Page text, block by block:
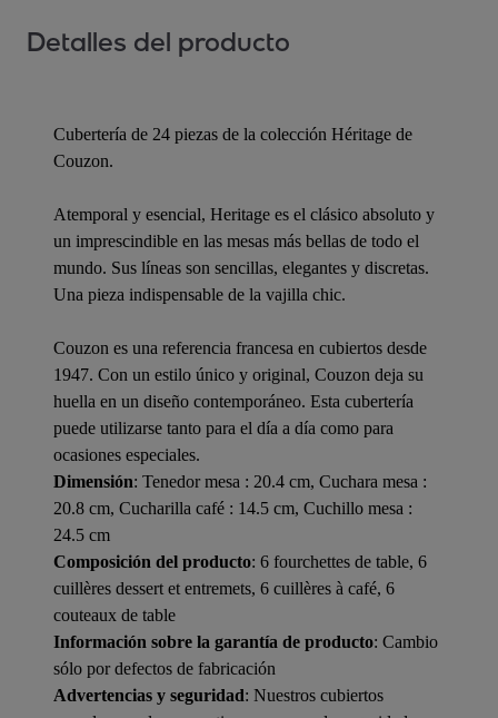
Detalles del producto
Cubertería de 24 piezas de la colección Héritage de
Couzon.
Atemporal y esencial, Heritage es el clásico absoluto y
un imprescindible en las mesas más bellas de todo el
mundo. Sus líneas son sencillas, elegantes y discretas.
Una pieza indispensable de la vajilla chic.
Couzon es una referencia francesa en cubiertos desde
1947. Con un estilo único y original, Couzon deja su
huella en un diseño contemporáneo. Esta cubertería
puede utilizarse tanto para el día a día como para
ocasiones especiales.
Dimensión: Tenedor mesa : 20.4 cm, Cuchara mesa :
20.8 cm, Cucharilla café : 14.5 cm, Cuchillo mesa :
24.5 cm
Composición del producto: 6 fourchettes de table, 6
cuillères dessert et entremets, 6 cuillères à café, 6
couteaux de table
Información sobre la garantía de producto: Cambio
sólo por defectos de fabricación
Advertencias y seguridad: Nuestros cubiertos